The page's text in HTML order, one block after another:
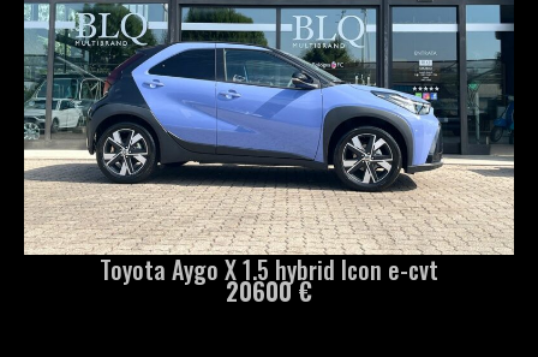
Toyota Aygo X 1.5 hybrid Icon e-cvt
20600 €